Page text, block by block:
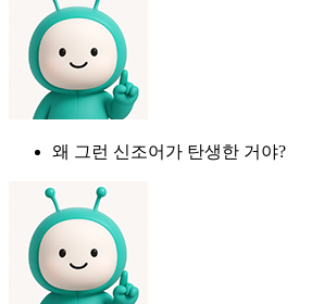
왜 그런 신조어가 탄생한 거야?